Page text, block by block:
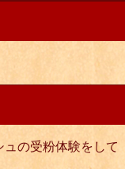
の受粉体験をして